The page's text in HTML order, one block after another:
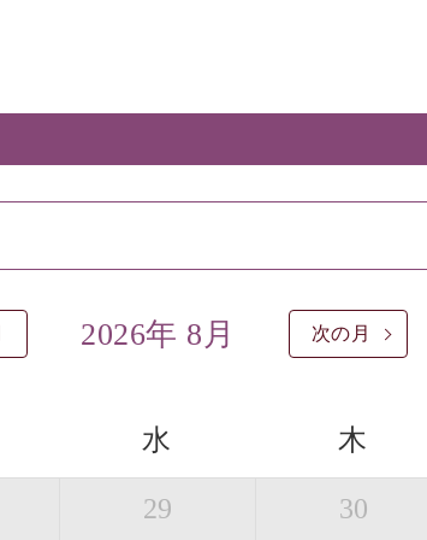
2026年 8月 次の月
水 木
29 30